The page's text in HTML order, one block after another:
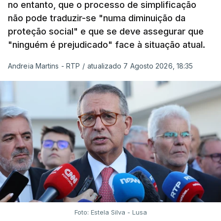
no entanto, que o processo de simplificação
não pode traduzir-se "numa diminuição da
proteção social" e que se deve assegurar que
"ninguém é prejudicado" face à situação atual.
Andreia Martins - RTP / atualizado 7 Agosto 2026, 18:35
Foto: Estela Silva - Lusa